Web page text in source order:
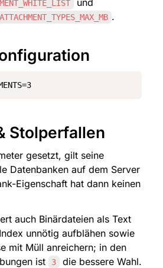
.
Stolperfallen
gesetzt, gilt seine
Datenbanken auf dem Server
Eigenschaft hat dann keinen
auch Binärdateien als Text
unnötig aufblähen sowie
mit Müll anreichern; in den
ist
3
die bessere Wahl.